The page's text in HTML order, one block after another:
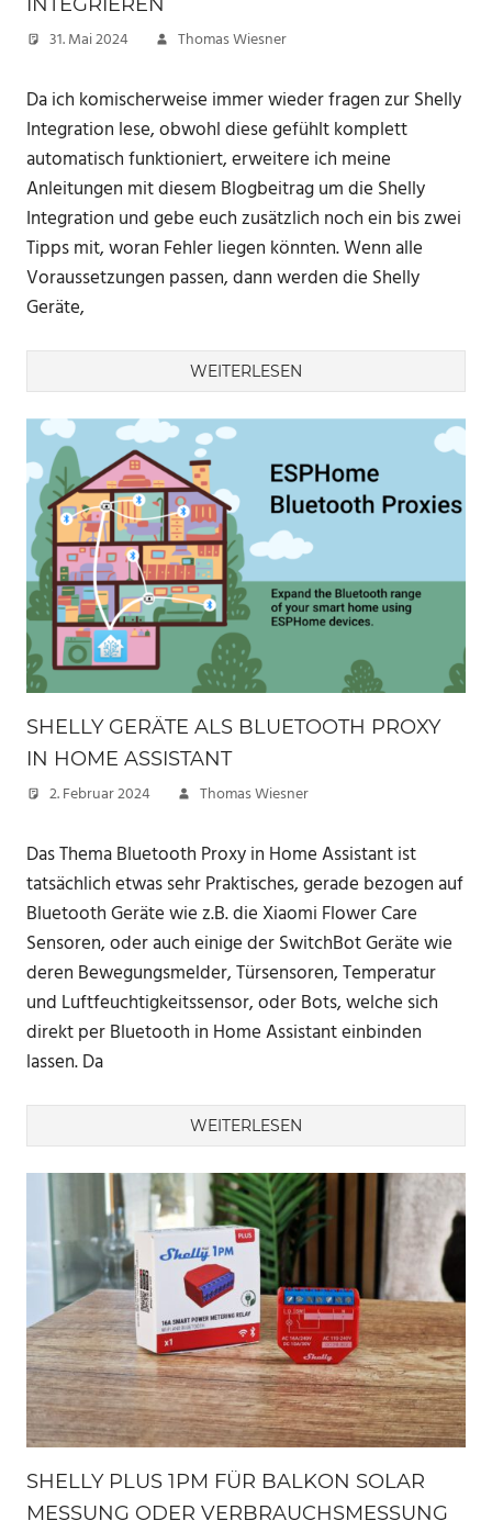
31. Mai 2024 Thomas Wiesner
Da ich komischerweise immer wieder fragen zur Shelly
Integration lese, obwohl diese gefühlt komplett
automatisch funktioniert, erweitere ich meine
Anleitungen mit diesem Blogbeitrag um die Shelly
Integration und gebe euch zusätzlich noch ein bis zwei
Tipps mit, woran Fehler liegen könnten. Wenn alle
Voraussetzungen passen, dann werden die Shelly
Geräte,
WEITERLESEN
SHELLY GERÄTE ALS BLUETOOTH PROXY
IN HOME ASSISTANT
2. Februar 2024 Thomas Wiesner
Das Thema Bluetooth Proxy in Home Assistant ist
tatsächlich etwas sehr Praktisches, gerade bezogen auf
Bluetooth Geräte wie z.B. die Xiaomi Flower Care
Sensoren, oder auch einige der SwitchBot Geräte wie
deren Bewegungsmelder, Türsensoren, Temperatur
und Luftfeuchtigkeitssensor, oder Bots, welche sich
direkt per Bluetooth in Home Assistant einbinden
lassen. Da
WEITERLESEN
SHELLY PLUS 1PM FÜR BALKON SOLAR
MESSUNG ODER VERBRAUCHSMESSUNG